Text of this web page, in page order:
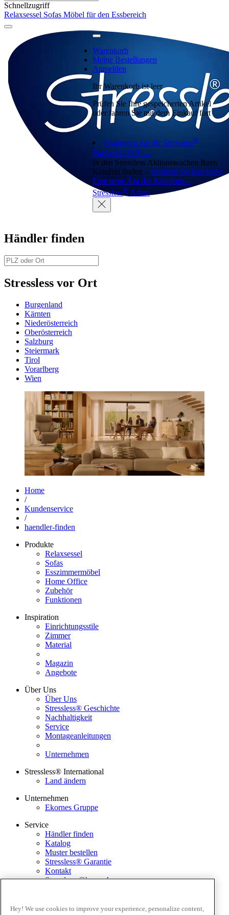
Schnellzugriff
Relaxsessel Sofas Möbel für den Essbereich
Warenkorb
Meine Bestellungen
Anmelden
Ihr Warenkorb ist leer
Prüfen Sie Ihre gespeicherten Artikel
oder fahren Sie mit dem Einkauf fort
Entdecken Sie die Stressless®
Farbwelt 2026 →
In den Stressless Aktionswochen Ihren
Komfort finden – erfahren Sie hier mehr.
Eine neue Ära des Komforts –
Stressless®Adam
Händler finden
Stressless vor Ort
Burgenland
Kärnten
Niederösterreich
Oberösterreich
Salzburg
Steiermark
Tirol
Vorarlberg
Wien
Home
/
Kundenservice
/
haendler-finden
Produkte
Relaxsessel
Sofas
Esszimmermöbel
Home Office
Zubehör
Funktionen
Inspiration
Einrichtungsstile
Zimmer
Material
Magazin
Angebote
Über Uns
Über Uns
Stressless® Geschichte
Nachhaltigkeit
Service
Montageanleitungen
Unternehmen
Stressless® International
Land ändern
Unternehmen
Ekornes Gruppe
Service
Händler finden
Katalog
Muster bestellen
Stressless® Garantie
Kontakt
Stressless @home App
Ekornes Media Portal
Hey! We use cookies to improve your experience, personalize content,